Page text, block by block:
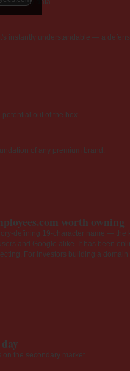
party data.
instantly understandable — a
out of the box.
of any premium brand.
worth owning
defining 19-character name — the
and Google alike. It has been
For investors building a
the secondary market.